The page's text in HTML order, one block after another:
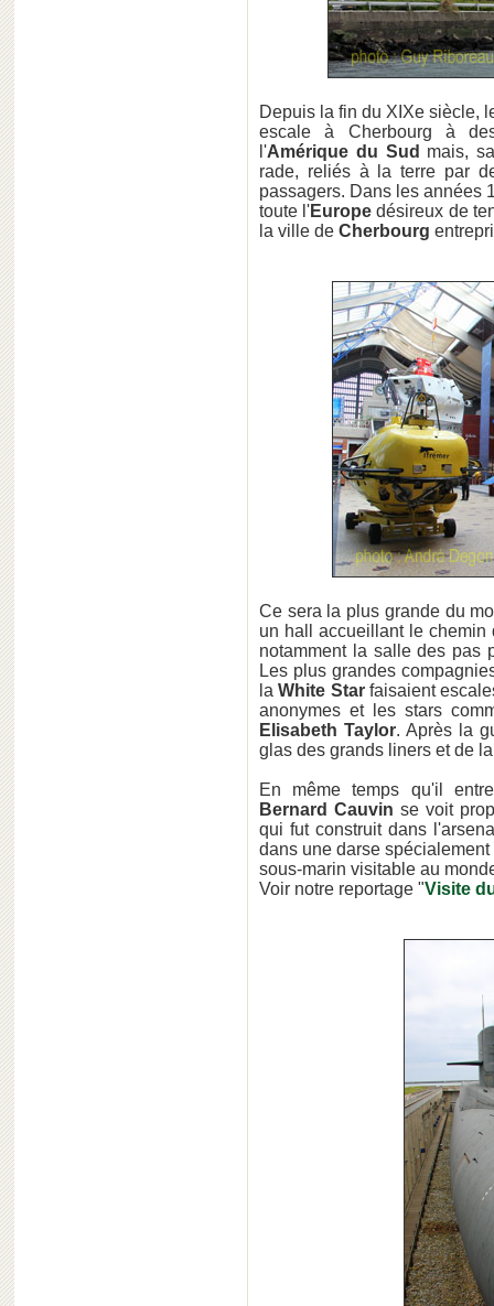
Depuis la fin du XIXe siècle,
escale à Cherbourg à
l'Amérique du Sud mais,
rade, reliés à la terre par
passagers. Dans les années
toute l'Europe désireux de
la ville de Cherbourg
Ce sera la plus grande du
un hall accueillant le chemin
notamment la salle des pas
Les plus grandes
laWhite Starfaisaient
anonymes et les stars
Elisabeth Taylor. Après la
glas des grands liners et de
En même temps qu'il
Bernard Cauvin se voit
qui fut construit dans
dans une darse
sous-marin visitable au
Voir notre reportage "Visite